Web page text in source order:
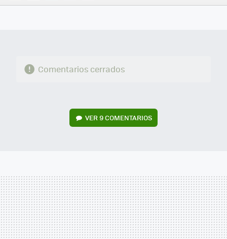
FACEBOOK
TWITTERFLIPBOARD
E-
WHATSAPP
Comentarios cerrados
VER 9 COMENTARIOS